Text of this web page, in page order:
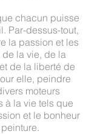
chacun puisse
Par-dessus-tout,
la passion et les
la vie, de la
de la liberté de
elle, peindre
moteurs
à la vie tels que
et le bonheur